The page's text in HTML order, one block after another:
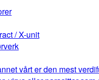
/ X-unit
vårt er den mest